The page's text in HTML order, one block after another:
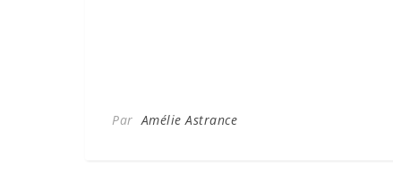
ParAmélie Astrance